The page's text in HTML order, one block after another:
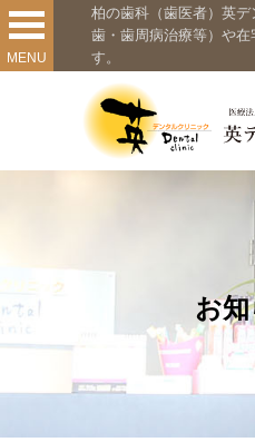
MENU
柏の歯科（歯医者）英
歯・歯周病治療等）や
す。
お